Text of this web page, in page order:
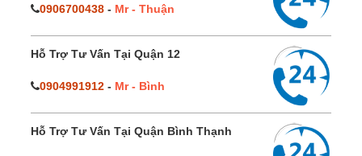
0906700438 - Mr - Thuận
Hỗ Trợ Tư Vấn Tại Quận 12
0904991912 - Mr - Bình
Hỗ Trợ Tư Vấn Tại Quận Bình Thạnh